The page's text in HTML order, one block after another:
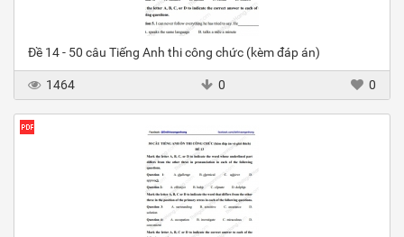
Đề 14 - 50 câu Tiếng Anh thi công chức (kèm đáp án)
1464 0 0